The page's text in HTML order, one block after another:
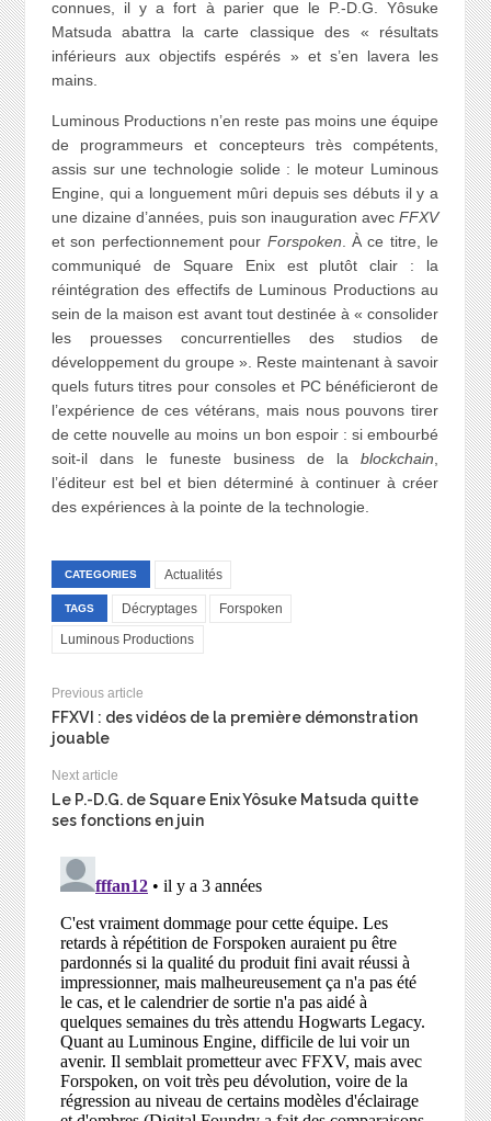
connues, il y a fort à parier que le P.-D.G. Yôsuke
Matsuda abattra la carte classique des « résultats
inférieurs aux objectifs espérés » et s’en lavera les
mains.
Luminous Productions n’en reste pas moins une équipe
de programmeurs et concepteurs très compétents,
assis sur une technologie solide : le moteur Luminous
Engine, qui a longuement mûri depuis ses débuts il y a
une dizaine d’années, puis son inauguration avecFFXV
et son perfectionnement pour Forspoken . À ce titre, le
communiqué de Square Enix est plutôt clair : la
réintégration des effectifs de Luminous Productions au
sein de la maison est avant tout destinée à « consolider
les prouesses concurrentielles des studios de
développement du groupe ». Reste maintenant à savoir
quels futurs titres pour consoles et PC bénéficieront de
l’expérience de ces vétérans, mais nous pouvons tirer
de cette nouvelle au moins un bon espoir : si embourbé
soit-il dans le funeste business de lablockchain
l’éditeur est bel et bien déterminé à continuer à créer
des expériences à la pointe de la technologie.
CATEGORIES Actualités
TAGS Décryptages Forspoken
Luminous Productions
Previous article
FFXVI : des vidéos de la première démonstration
jouable
Next article
Le P.-D.G. de Square Enix Yôsuke Matsuda quitte
ses fonctions en juin